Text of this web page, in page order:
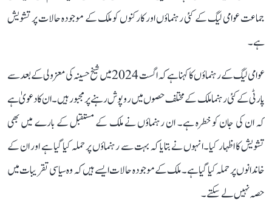
جماعت عوامی لیگ کے کئی رہنماؤں اور کارکنوں کو ملک کے موجودہ حالات پر تشویش
ہے۔
عوامی لیگ کے رہنماؤں کا کہنا ہے کہ اگست 2024 میں شیخ حسینہ کی معزولی کے بعد سے
پارٹی کے کئی رہنما ملک کے مختلف حصوں میں روپوش رہنے پر مجبور ہیں۔ ان کا دعویٰ ہے
کہ ان کی جان کو خطرہ ہے۔ ان رہنماؤں نے ملک کے مستقبل کے بارے میں بھی
تشویش کا اظہار کیا۔انہوں نے بتایا کہ بہت سے رہنماؤں پر حملہ کیا گیا ہے اور ان کے
خاندانوں پر حملہ کیا گیا ہے۔ ملک کے موجودہ حالات ایسے ہیں کہ وہ سیاسی تقریبات میں
حصہ نہیں لے سکتے۔